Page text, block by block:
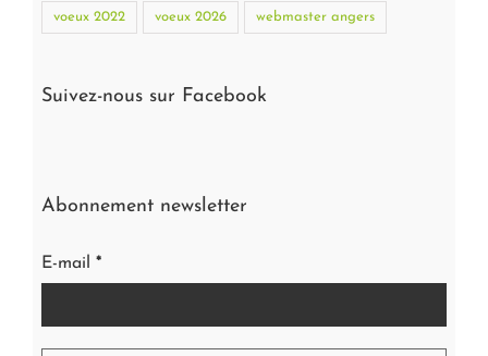
voeux 2022 voeux 2026 webmaster angers
Suivez-nous sur Facebook
Abonnement newsletter
E-mail *